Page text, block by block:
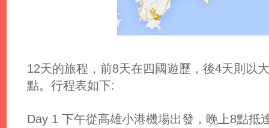
12天的旅程，前8天在四國遊歷，後4天則以
點。行程表如下:
Day 1 下午從高雄小港機場出發，晚上8點抵